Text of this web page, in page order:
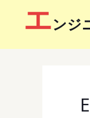
エンジ